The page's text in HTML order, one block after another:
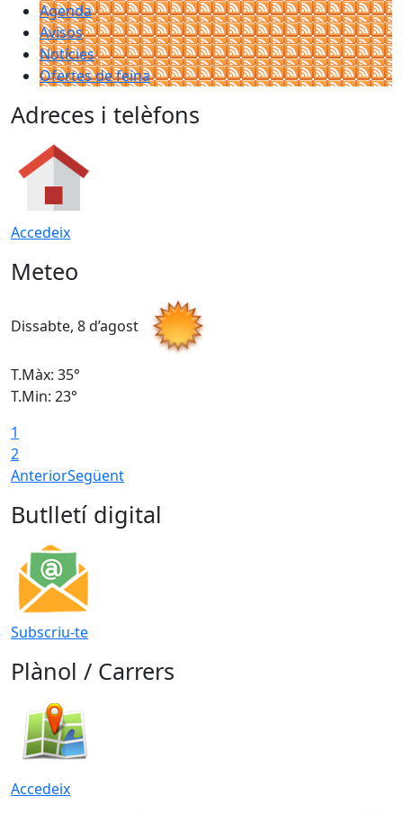
Agenda
Avisos
Notícies
Ofertes de feina
Adreces i telèfons
Accedeix
Meteo
Dissabte, 8 d’agost
T.Màx: 35°
T.Min: 23°
1
2
AnteriorSegüent
Butlletí digital
Subscriu-te
Plànol / Carrers
Accedeix